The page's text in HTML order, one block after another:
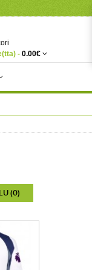
- 0.00€
(0)